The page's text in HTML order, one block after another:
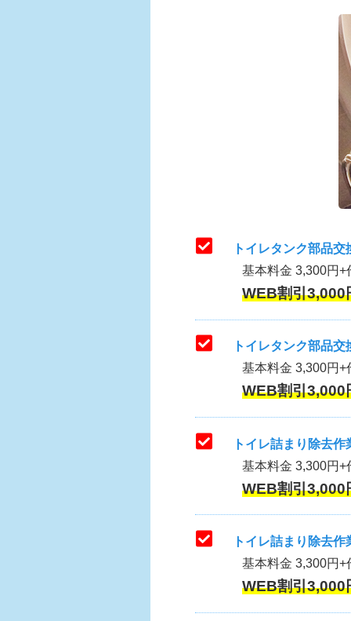
トイレタンク部品
基本料金 3,300円
WEB割引
トイレタンク部品
基本料金 3,300円+
WEB割引
トイレ詰まり除去作
基本料金 3,300円+
WEB割引
トイレ詰まり除去
基本料金 3,300円+
WEB割引